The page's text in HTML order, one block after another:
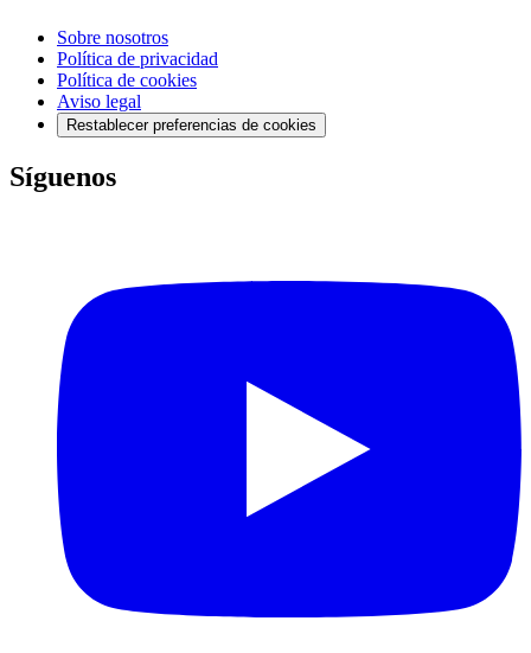
Sobre nosotros
Política de privacidad
Política de cookies
Aviso legal
Restablecer preferencias de cookies
Síguenos